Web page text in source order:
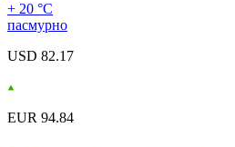
+ 20 °С
пасмурно
USD 82.17
EUR 94.84